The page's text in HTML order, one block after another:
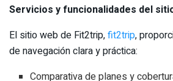
Servicios y funcionalidades del
El sitio web de Fit2trip,fit2trip,
de navegación clara y práctica:
Comparativa de planes y